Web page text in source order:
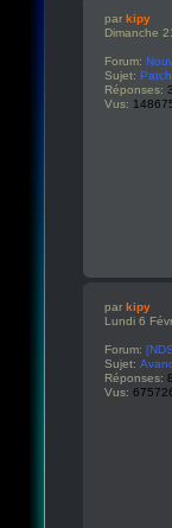
par kipy
Dimanche
Forum:
Sujet:
Réponses:
Vus:
par kipy
Lundi 6
Forum:
Sujet:
Réponses:
Vus: